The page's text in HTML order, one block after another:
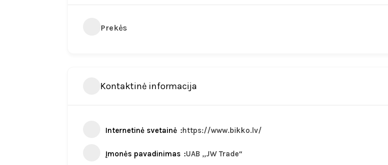
Prekės
Kontaktinė informacija
Internetinė svetainė https://www.bikko.lv/
Įmonės pavadinimas UAB „JW Trade“